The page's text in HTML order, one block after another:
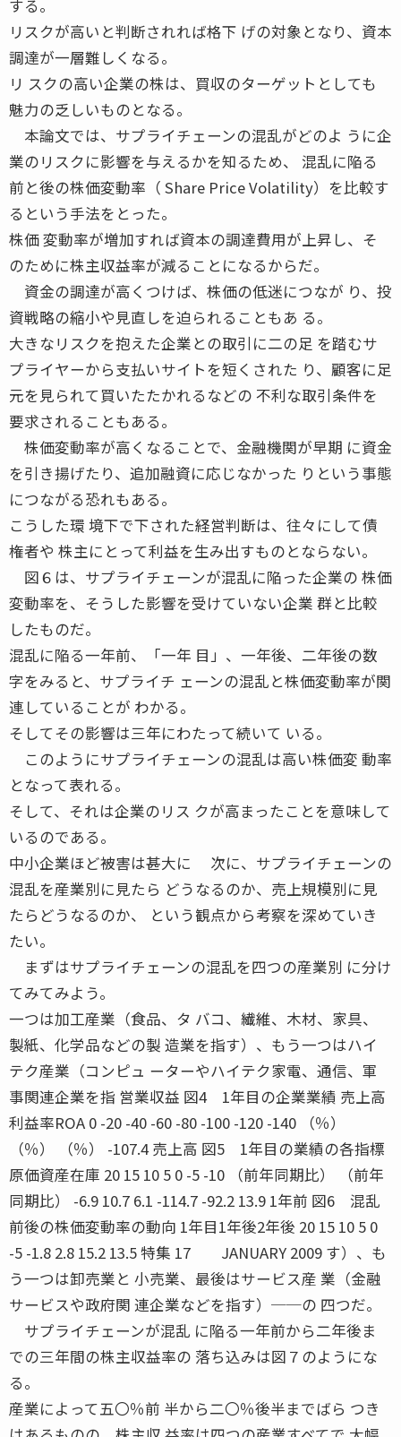
する。
リスクが高いと判断されれば格下 げの対象となり、資本
調達が一層難しくなる。
リ スクの高い企業の株は、買収のターゲットとしても
魅力の乏しいものとなる。
本論文では、サプライチェーンの混乱がどのよ うに企
業のリスクに影響を与えるかを知るため、 混乱に陥る
前と後の株価変動率（ Share Price Volatility）を比較す
るという手法をとった。
株価 変動率が増加すれば資本の調達費用が上昇し、そ
のために株主収益率が減ることになるからだ。
資金の調達が高くつけば、株価の低迷につなが り、投
資戦略の縮小や見直しを迫られることもあ る。
大きなリスクを抱えた企業との取引に二の足 を踏むサ
プライヤーから支払いサイトを短くされた り、顧客に足
元を見られて買いたたかれるなどの 不利な取引条件を
要求されることもある。
株価変動率が高くなることで、金融機関が早期 に資金
を引き揚げたり、追加融資に応じなかった りという事態
につながる恐れもある。
こうした環 境下で下された経営判断は、往々にして債
権者や 株主にとって利益を生み出すものとならない。
図６は、サプライチェーンが混乱に陥った企業の 株価
変動率を、そうした影響を受けていない企業 群と比較
したものだ。
混乱に陥る一年前、「一年 目」、一年後、二年後の数
字をみると、サプライチ ェーンの混乱と株価変動率が関
連していることが わかる。
そしてその影響は三年にわたって続いて いる。
このようにサプライチェーンの混乱は高い株価変 動率
となって表れる。
そして、それは企業のリス クが高まったことを意味して
いるのである。
中小企業ほど被害は甚大に 次に、サプライチェーンの
混乱を産業別に見たら どうなるのか、売上規模別に見
たらどうなるのか、 という観点から考察を深めていき
たい。
まずはサプライチェーンの混乱を四つの産業別 に分け
てみてみよう。
一つは加工産業（食品、タ バコ、繊維、木材、家具、
製紙、化学品などの製 造業を指す）、もう一つはハイ
テク産業（コンピュ ーターやハイテク家電、通信、軍
事関連企業を指 営業収益 図4 1年目の企業業績 売上高
利益率ROA 0 -20 -40 -60 -80 -100 -120 -140 （％）
（％） （％） -107.4 売上高 図5 1年目の業績の各指標
原価資産在庫 20 15 10 5 0 -5 -10 （前年同期比） （前年
同期比） -6.9 10.7 6.1 -114.7 -92.2 13.9 1年前 図6 混乱
前後の株価変動率の動向 1年目1年後2年後 20 15 10 5 0
-5 -1.8 2.8 15.2 13.5 特集 17 JANUARY 2009 す）、も
う一つは卸売業と 小売業、最後はサービス産 業（金融
サービスや政府関 連企業などを指す）──の 四つだ。
サプライチェーンが混乱 に陥る一年前から二年後ま
での三年間の株主収益率の 落ち込みは図７のようにな
る。
産業によって五〇％前 半から二〇％後半までばら つき